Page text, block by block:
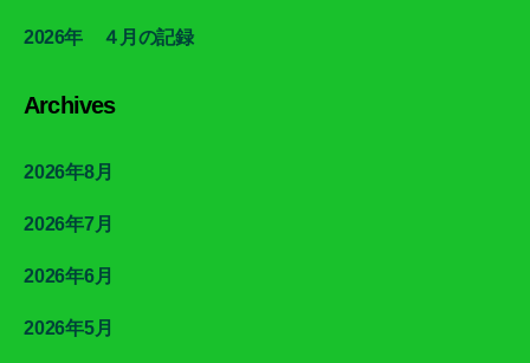
2026年 ４月の記録
Archives
2026年8月
2026年7月
2026年6月
2026年5月